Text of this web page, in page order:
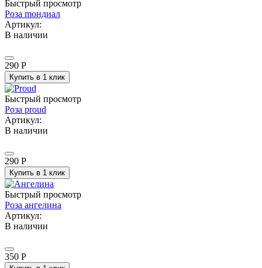
Быстрый просмотр
Роза mондиал
Артикул:
В наличии
290 Р
Купить в 1 клик
Быстрый просмотр
Роза proud
Артикул:
В наличии
290 Р
Купить в 1 клик
Быстрый просмотр
Роза ангелина
Артикул:
В наличии
350 Р